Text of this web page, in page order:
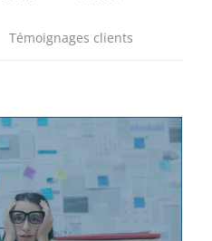
Témoignages clients